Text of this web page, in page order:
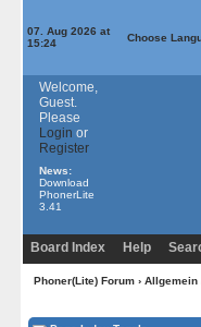
07. Aug 2026 at
15:24
Choose
Welcome,
Guest.
Please
Login or
Register
News:
Download
PhonerLite
3.41
Board Index Help
Phoner(Lite) Forum› Allgemein